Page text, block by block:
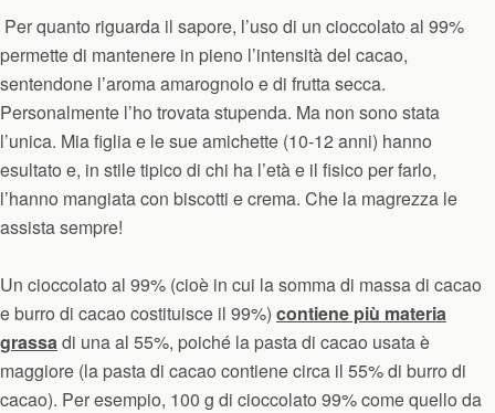
Per quanto riguarda il sapore, l’uso di un cioccolato al 99%
permette di mantenere in pieno l’intensità del cacao,
sentendone l’aroma amarognolo e di frutta secca.
Personalmente l’ho trovata stupenda. Ma non sono stata
l’unica. Mia figlia e le sue amichette (10-12 anni) hanno
esultato e, in stile tipico di chi ha l’età e il fisico per farlo,
l’hanno mangiata con biscotti e crema. Che la magrezza le
assista sempre!
Un cioccolato al 99% (cioè in cui la somma di massa di cacao
e burro di cacao costituisce il 99%) contiene più materia
grassadi una al 55%, poiché la pasta di cacao usata è
maggiore (la pasta di cacao contiene circa il 55% di burro di
cacao). Per esempio, 100 g di cioccolato 99% come quello da